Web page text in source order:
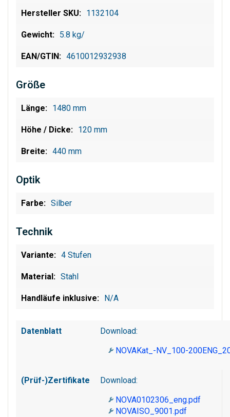
1132104
5.8 kg/
4610012932938
Größe
1480 mm
120 mm
440 mm
Optik
Silber
Technik
4 Stufen
Stahl
N/A
Datenblatt
Download:
NOVAKat_-NV_100-
(Prüf-)Zertifikate
Download:
NOVA0102306_eng.pdf
NOVAISO_9001.pdf